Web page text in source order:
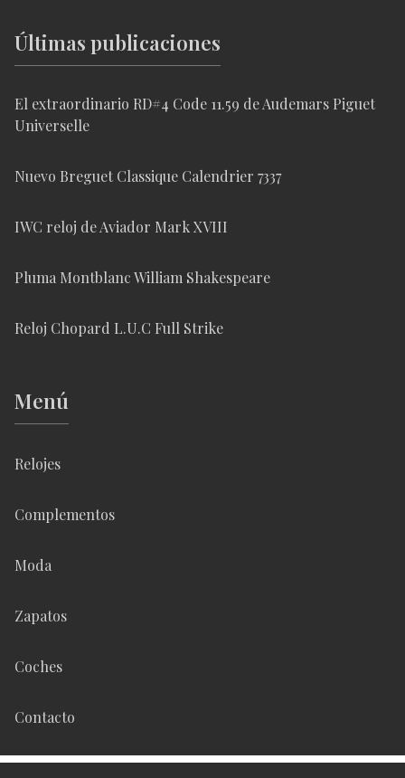
Últimas publicaciones
El extraordinario RD#4 Code 11.59 de Audemars Piguet
Universelle
Nuevo Breguet Classique Calendrier 7337
IWC reloj de Aviador Mark XVIII
Pluma Montblanc William Shakespeare
Reloj Chopard L.U.C Full Strike
Menú
Relojes
Complementos
Moda
Zapatos
Coches
Contacto